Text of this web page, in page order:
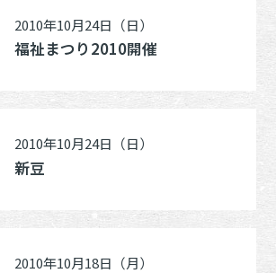
2010年10月24日（日）
福祉まつり2010開催
2010年10月24日（日）
新豆
2010年10月18日（月）